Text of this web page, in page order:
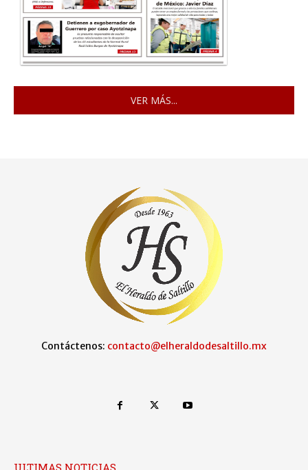
VER MÁS...
Contáctenos: contacto@elheraldodesaltillo.mx
ULTIMAS NOTICIAS